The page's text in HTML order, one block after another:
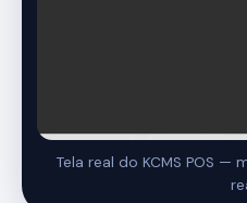
Tela real do KCMS POS